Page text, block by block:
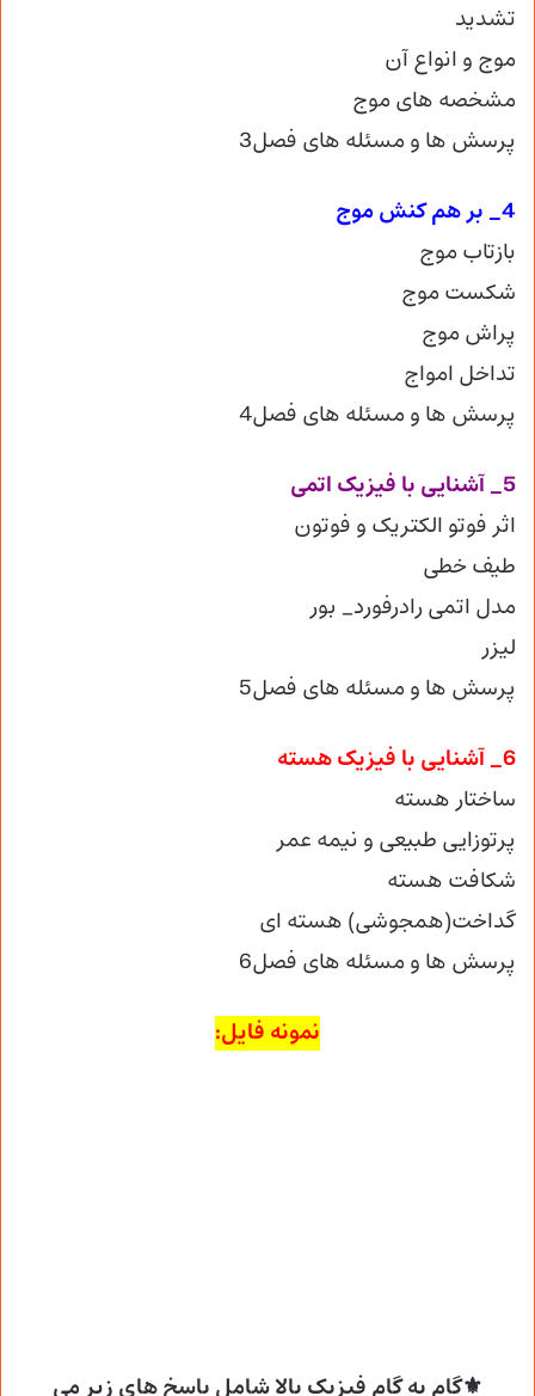
تشدید
موج و انواع آن
مشخصه های موج
پرسش ها و مسئله های فصل3
4_ بر هم کنش موج
بازتاب موج
شکست موج
پراش موج
تداخل امواج
پرسش ها و مسئله های فصل4
5_ آشنایی با فیزیک اتمی
اثر فوتو الکتریک و فوتون
طیف خطی
مدل اتمی رادرفورد_ بور
لیزر
پرسش ها و مسئله های فصل5
6_ آشنایی با فیزیک هسته
ساختار هسته
پرتوزایی طبیعی و نیمه عمر
شکافت هسته
گداخت(همجوشی) هسته ای
پرسش ها و مسئله های فصل6
نمونه فایل:
⚜گام به گام فیزیک بالا شامل پاسخ های زیر می